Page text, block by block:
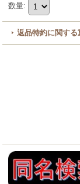
数量:
返品特約に関する